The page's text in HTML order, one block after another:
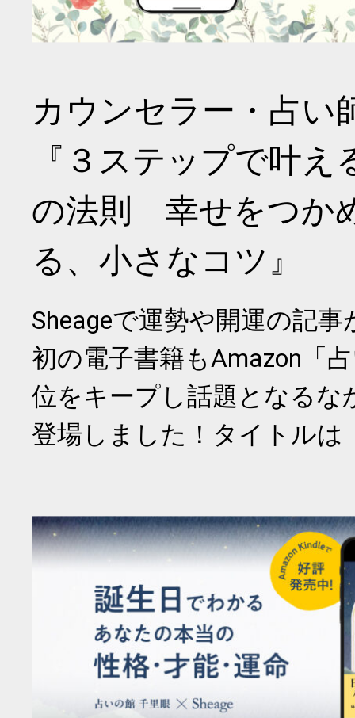
カウンセラー・占い
『３ステップで叶
の法則 幸せをつか
る、小さなコツ』
Sheageで運勢や開運の記
初の電子書籍もAmazon「
位をキープし話題となるな
登場しました！タイトルは